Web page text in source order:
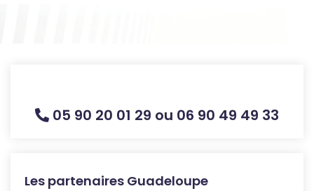
05 90 20 01 29 ou 06 90 49 49 33
Les partenaires Guadeloupe